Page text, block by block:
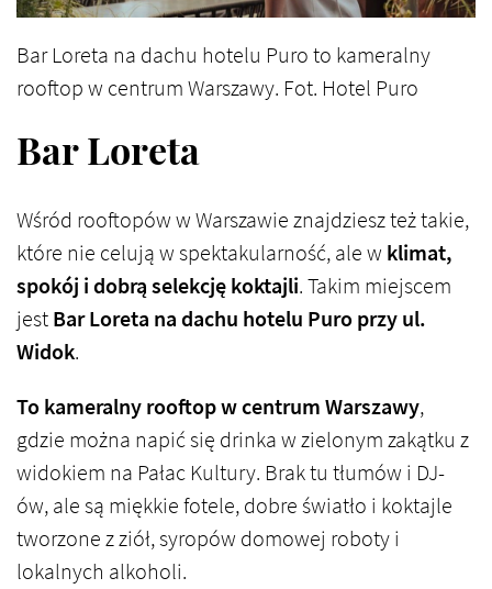
Bar Loreta na dachu hotelu Puro to kameralny
rooftop w centrum Warszawy. Fot. Hotel Puro
Bar Loreta
Wśród rooftopów w Warszawie znajdziesz też takie,
które nie celują w spektakularność, ale w klimat,
spokój i dobrą selekcję koktajli. Takim miejscem
jestBar Loreta na dachu hotelu Puro przy ul.
Widok.
To kameralny rooftop w centrum Warszawy,
gdzie można napić się drinka w zielonym zakątku z
widokiem na Pałac Kultury. Brak tu tłumów i DJ-
ów, ale są miękkie fotele, dobre światło i koktajle
tworzone z ziół, syropów domowej roboty i
lokalnych alkoholi.